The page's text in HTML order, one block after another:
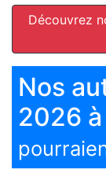
Découvrez
Nos
2026